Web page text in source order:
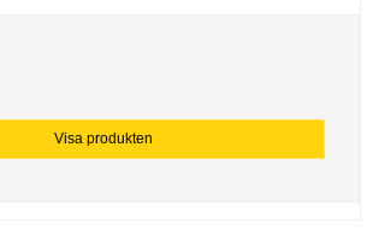
Visa produkten